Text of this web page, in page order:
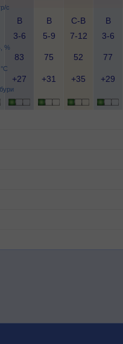
с
%
В
3-6
В
5-9
С-В
7-12
В
3-6
83 75 52 77
+27 +31 +35 +29